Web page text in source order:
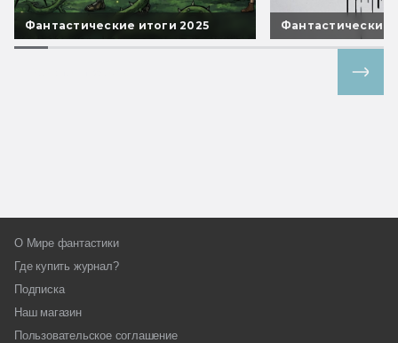
Фантастические итоги 2025 Фантастические
О Мире фантастики
Где купить журнал?
Подписка
Наш магазин
Пользовательское соглашение